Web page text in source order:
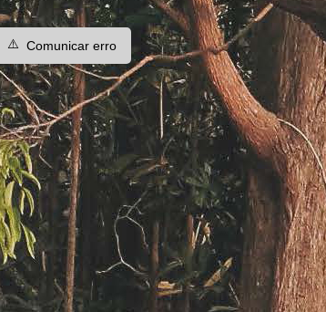
⚠️ Comunicar erro